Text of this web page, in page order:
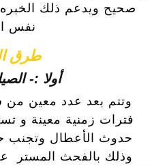
صحيح ويدعم ذلك
نفس
طرق
أولا :-
وتتم بعد عدد معين
فترات زمنية معينة و
حدوث الأعطال وتجنب
وذلك بالفحث المستر